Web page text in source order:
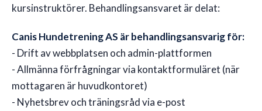
kursinstruktörer. Behandlingsansvaret är delat:
Canis Hundetrening AS är behandlingsansvarig för:
- Drift av webbplatsen och admin-plattformen
- Allmänna förfrågningar via kontaktformuläret (när
mottagaren är huvudkontoret)
- Nyhetsbrev och träningsråd via e-post